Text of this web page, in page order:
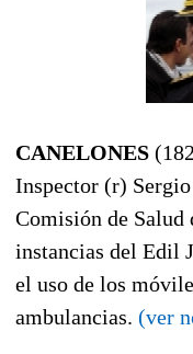
CANELONES
Inspector (r)
Comisión de Salud
instancias del Edil
el uso de los
ambulancias. (ver